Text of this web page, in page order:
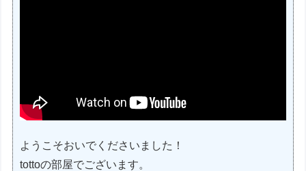
ようこそおいでくださいました！
tottoの部屋でございます。